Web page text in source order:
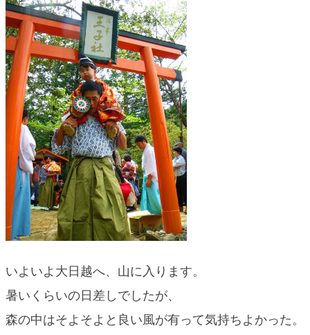
いよいよ大日越へ、山に入ります。
暑いくらいの日差しでしたが、
森の中はそよそよと良い風が有って気持ちよかった。